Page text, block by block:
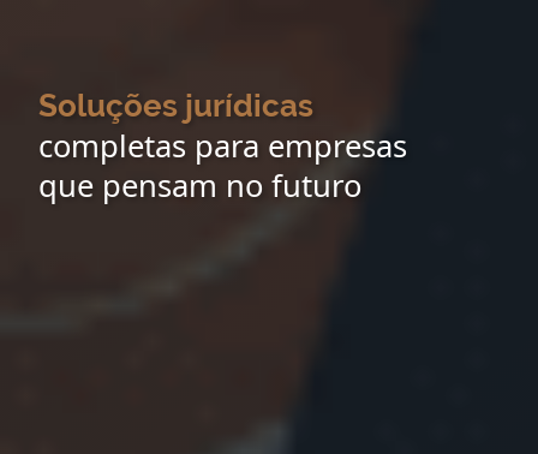
Soluções jurídicas
completas para empresas
que pensam no futuro